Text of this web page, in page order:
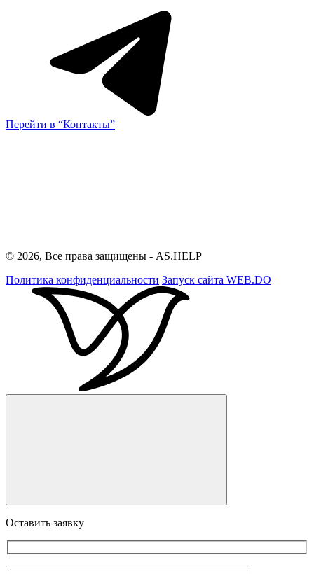
Перейти в “Контакты”
© 2026, Все права защищены - AS.HELP
Политика конфиденциальности Запуск сайта WEB.DO
Оставить заявку